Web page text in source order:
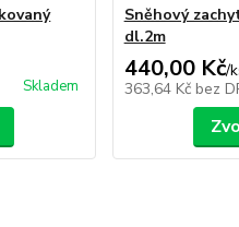
Skladem
Sněhový
dl.2m
440,00 Kč/
363,64 Kč bez